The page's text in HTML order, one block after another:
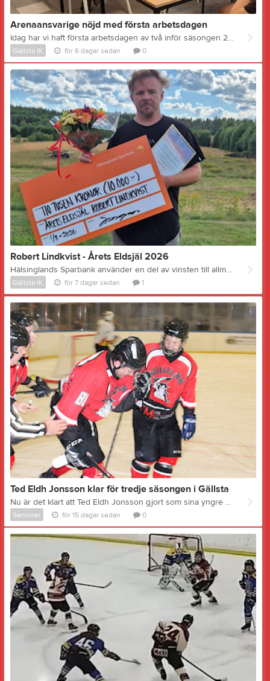
Arenaansvarige nöjd med första arbetsdagen
Idag har vi haft första arbetsdagen av två inför säsongen 26/27. Nio medlemmar kom, varav två från våra yngsta lag. Trots det något klena deltagandet blev det en lyckad dag. - Jag är mycket nöjd, sa arenaansvarige Robert Lindkvist. Trots den klena uppslutningen kan vi pricka av flera av de punkter vi hade på dagordningen innan den första september när vi skall slå på kylan. Dessutom har vi påbörjat andra åtgärder. Kommer det fler nästa gång kommer det här att gå jättebra. Jag vill också passa på att ge en extra eloge till Markus Nordin som på eget initiativ fixade en släpvagn och körde iväg skräp till tippen. Så här ser listan ut just nu: - Grovstäda överallt, inne och ute - KLART - Jämna ut bädden med laser - Påbörjat - Skura vattentankar - Påbörjat - Byta filter i kyl- och vattensystem - KLART - Justera portarna in till isen - Kontroll och lagning av skyddssnät (publikskydd) - KLART - Kontroll av målburar, lagning av nät vid behov - Påbörjat - Kontroll och justering av ljudanläggning - Röjning av gräs och sly runt arenan - Påbörjat - Starta upp vattensystemet inför säsongen - Påbörjat - Fixa nya bänkar till ungdomslagens poolspel NÄSTA ARBETSDAG: Söndag 30 augusti kl 11:00 Bilden: Robert Lindkvist går igenom vad som behöver göras innan säsongen 2026/27
Gällsta IK för 6 dagar sedan 0
Robert Lindkvist - Årets Eldsjäl 2026
Hälsinglands Sparbank använder en del av vinsten till allmännyttiga ändamål i bygden där banken finns. Det kallas "Hälsinglands Sparbank - Ger tillbaka". Vi i Gällsta IK fick till exempel bidrag till bygget av nya omklädningsrum för några år sedan. Banken delar dessutom ut stipendier till personer och företag som gjort förtjänstfulla insatser under året. Idag på Bergsjödagen fick vår arenansvarige Robert Lindkvist stipendium i kategorin Årets eldsjäl. Hälsinglands Sparbanks motivering lyder som följer: "Årets stipendiat är ett lysande exempel på hur ideellt engagemang och osjälviskt arbete kan skapa möjligheter för en hel bygd. Det är ett arbete som sällan syns i rampljuset, men som är helt avgörande för att en uppskattad verksamhet skall fungera - dag efter dag, år efter år. Med ett stort personligt engagemang och en imponerande arbetesinsats ser stipendiaten till att ishallen i Gällsta hålls i gång. Som arenaansvarig tar han ansvar för allt från den dagliga driften till att anläggningen fungerar när träningar och matcher skall genomföras. Tack vare detta engagemang kan barn, ungdomar och vuxna från Nordanstig, liksom från närliggande orter, samlas kring ishockeyn och gemenskapen. Den föreningsägda ishallen är en viktig mötesplats för många. Det är med stor stolthet vi delar ut Hälsinglands Sparbanks stipendium för Årets Eldsjäl 2026 till Robert Lindkvist." Det är bara att gratulera Robert till en mycket välförtjänt utmärkelse och Hälsinglands Sparbank till ett mycket bra val! - Tack! Det här var en mycket stor överraskning, säger Robert. Otroligt roligt, jag vill verkligen tacka de eller den som nominerat mig till det här stipendiet. Det är jättekul för mig att bli uppmärksammad på det här sättet, det är många ideella timmar som läggs ner som nog inte så många är medvetna om. Men allra roligast är ju att klubbens verksamhet uppmärksammas - det är alldeles för många Nordanstigsbor som inte ens vet att vi och ishallen finns. Bilden: En glad, lätt chockad och mycket överraskad stipendiat med prischecken. Foto: Gustav Lindkvist
Gällsta IK för 7 dagar sedan 1
Ted Eldh Jonsson klar för tredje säsongen i Gällsta
Nu är det klart att Ted Eldh Jonsson gjort som sina yngre bröder och kritat på för sin tredje raka säsong i Gällsta IK. Ted har under de två senaste säsongerna varit vår poängkung. Säsongen 24/25 blev det hela 48 poäng (24+24) på 14 matcher och ett helt magnifikt poänsnitt med 3,43 poäng per match. Förra säsongen blev det 29 poäng (15+14) på 18 matcher. Vad är det som gör att du fortsätter i Gällsta? - Självklart att fortsätta i Gällsta. Det är kul. Roliga gubbar. Jag vill ju vara med och slutföra det vi har påbörjat! Och det är? - Gå upp i division två förstås! Bilden: Ted har precis gjort ett av sina hittills 39 mål i Gällstas tröja, det här i en match hemma mot Brunflo IK2 TRUPPEN 26/27 som den ser ut idag: Målvakter: John Markusson (2005) Moderklubb GIK Backar: Eric Björk (1997) Moderklubb Njurunda SK Neo Eldh Jonsson (2003) Moderklubb Hudiksvalls HC Daniel Zetterberg (2001) Moderklubb Njurunda SK Alfred Åström (2004) Moderklubb Njurunda SK August Camél (2008) Moderklubb GIK Alfons Wennström (2001) Moderklubb Lindefallets SK Anfallare: Liam Lundwall (2005) Moderklubb GIK Jacob Andreasson (2001) Moderklubb GIK Emil Abrahamsson (2004) Moderklubb Njurunda SK Mille Abrahamsson (2006) Moderklubb Njurunda SK William Häglund (2004) Moderklubb IF Sundsvall Hockey Joakim Wiberg (2001) Moderklubb Huddinge IK Rasmus Edh (2003) Moderklubb GIK Tiam Eldh Jonsson (2008) Moderklubb Hudiksvalls HC Tobias Holm (1997) Moderklubb GIK Adrian Zetterberg NY! (2004) Moderklubb Njurunda SK Oskar Åsén (2003) Moderklubb Njurunda SK Ted Eldh Jonsson (2001) Moderklubb Hudiksvalls HC Huvudtränare: Niklas Granell Ass tränare: Daniel Kvarnvall Sportchef: Pelle Granell
Seniorer för 15 dagar sedan 0